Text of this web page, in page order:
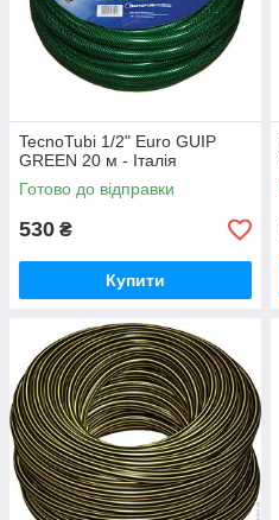
TecnoTubi 1/2" Euro GUIP
GREEN 20 м - Італія
Готово до відправки
530 ₴
Купити